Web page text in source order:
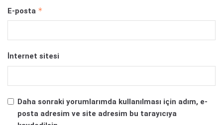
E-posta *
İnternet sitesi
Daha sonraki yorumlarımda kullanılması için adım, e-
posta adresim ve site adresim bu tarayıcıya